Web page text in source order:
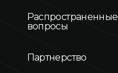
Распространенные
вопросы
Партнерство